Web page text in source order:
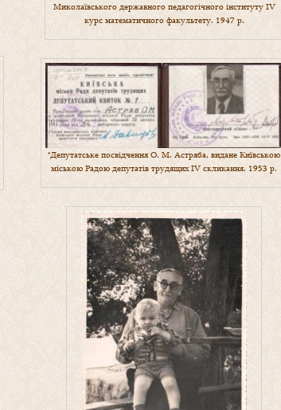
Миколаївського державного педагогічного інституту IV
курс математичного факультету. 1947 р.
*Депутатське посвідчення О. М. Астряба, видане Київською
міською Радою депутатів трудящих IV скликання. 1953 р.